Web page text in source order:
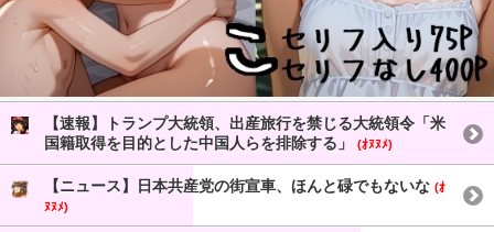
【速報】トランプ大統領、出産旅行を禁じる大統領令「米
国籍取得を目的とした中国人らを排除する」
(ｵﾇﾇﾒ)
【ニュース】日本共産党の街宣車、ほんと碌でもないな (ｵ
ﾇﾇﾒ)